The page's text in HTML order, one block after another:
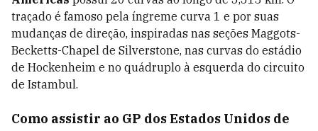
traçado é famoso pela íngreme curva 1 e por suas
mudanças de direção, inspiradas nas seções Maggots-
Becketts-Chapel de Silverstone, nas curvas do estádio
de Hockenheim e no quádruplo à esquerda do circuito
de Istambul.
Como assistir ao GP dos Estados Unidos de